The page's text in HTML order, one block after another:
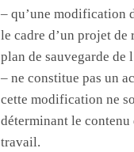
– qu’une modification
le cadre d’un projet
plan de sauvegarde de
– ne constitue pas un
cette modification ne
déterminant le
travail.